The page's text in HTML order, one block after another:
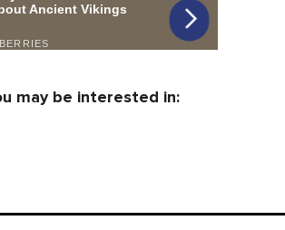
may be interested in: